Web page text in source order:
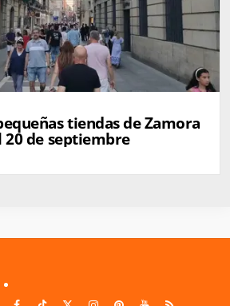
tiendas de Zamora
de septiembre